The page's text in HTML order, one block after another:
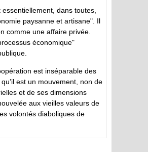
dans toutes,
paysanne et artisane". Il
comme une affaire privée.
économique"
est inséparable des
est un mouvement, non de
et de ses dimensions
aux vieilles valeurs de
volontés diaboliques de